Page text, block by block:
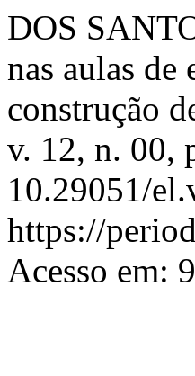
DOS
nas aulas
construção
v. 12, n. 00,
10.29051/
https://
Acesso em: